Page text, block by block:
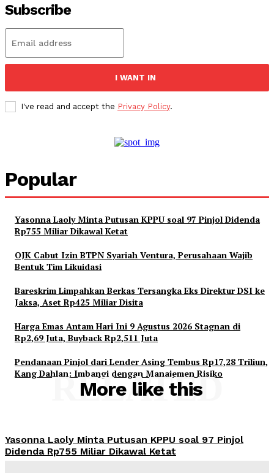
Subscribe
I WANT IN
I've read and accept the Privacy Policy.
Popular
Yasonna Laoly Minta Putusan KPPU soal 97 Pinjol Didenda
Rp755 Miliar Dikawal Ketat
OJK Cabut Izin BTPN Syariah Ventura, Perusahaan Wajib
Bentuk Tim Likuidasi
Bareskrim Limpahkan Berkas Tersangka Eks Direktur DSI ke
Jaksa, Aset Rp425 Miliar Disita
Harga Emas Antam Hari Ini 9 Agustus 2026 Stagnan di
Rp2,69 Juta, Buyback Rp2,511 Juta
Pendanaan Pinjol dari Lender Asing Tembus Rp17,28 Triliun,
Kang Dahlan: Imbangi dengan Manajemen Risiko
More like this
RELATED
Yasonna Laoly Minta Putusan KPPU soal 97 Pinjol
Didenda Rp755 Miliar Dikawal Ketat